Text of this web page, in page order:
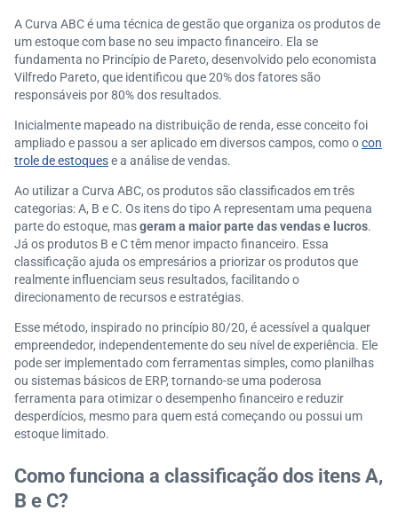
A Curva ABC é uma técnica de gestão que organiza os produtos de
um estoque com base no seu impacto financeiro. Ela se
fundamenta no Princípio de Pareto, desenvolvido pelo economista
Vilfredo Pareto, que identificou que 20% dos fatores são
responsáveis por 80% dos resultados.
Inicialmente mapeado na distribuição de renda, esse conceito foi
ampliado e passou a ser aplicado em diversos campos, como ocon
trole de estoquese a análise de vendas.
Ao utilizar a Curva ABC, os produtos são classificados em três
categorias: A, B e C. Os itens do tipo A representam uma pequena
parte do estoque, masgeram a maior parte das vendas e lucros.
Já os produtos B e C têm menor impacto financeiro. Essa
classificação ajuda os empresários a priorizar os produtos que
realmente influenciam seus resultados, facilitando o
direcionamento de recursos e estratégias.
Esse método, inspirado no princípio 80/20, é acessível a qualquer
empreendedor, independentemente do seu nível de experiência. Ele
pode ser implementado com ferramentas simples, como planilhas
ou sistemas básicos de ERP, tornando-se uma poderosa
ferramenta para otimizar o desempenho financeiro e reduzir
desperdícios, mesmo para quem está começando ou possui um
estoque limitado.
Como funciona a classificação dos itens A,
B e C?